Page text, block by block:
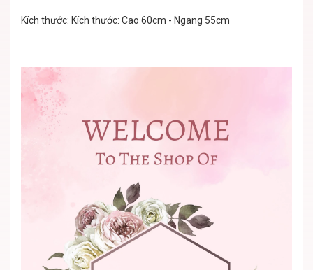
Kích thước: Kích thước: Cao 60cm - Ngang 55cm